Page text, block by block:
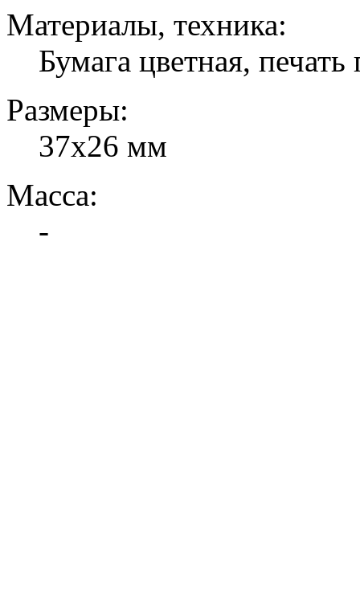
Материалы, техника:
Бумага цветная, печать
Размеры:
37х26 мм
Масса:
-